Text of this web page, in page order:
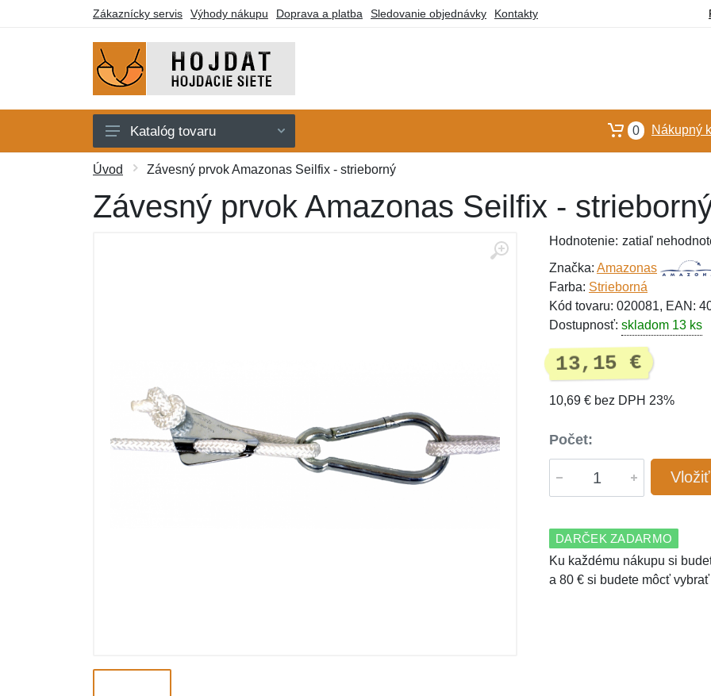
Zákaznícky servis Výhody nákupu Doprava a platba Sledovanie objednávky Kontakty
Hojdacie siete
Hojdacie kreslá
Katalóg tovaru 0 Nákupný
Úvod Závesný prvok Amazonas Seilfix - strieborný
Závesný prvok Amazonas Seilfix -
Hodnotenie: zatiaľ
Značka: Amazonas
Farba: Strieborná
Kód tovaru: 020081, EAN:
Dostupnosť: skladom 13 ks
13,15 €
10,69 € bez DPH 23%
Počet:
DARČEK ZADARMO
Ku každému nákupu si
a 80 € si budete môcť